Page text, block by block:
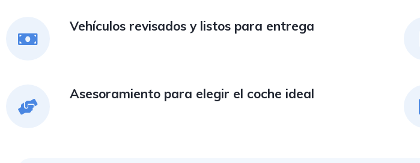
Vehículos revisados y listos para entrega
Asesoramiento para elegir el coche ideal